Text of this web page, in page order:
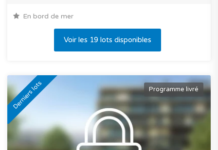
En bord de mer
Voir les 19 lots disponibles
Derniers lots Programme livré